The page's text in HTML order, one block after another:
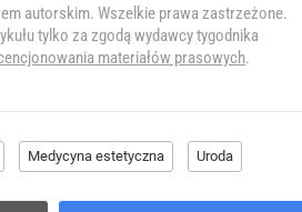
autorskim. Wszelkie prawa zastrzeżone.
tylko za zgodą wydawcy tygodnika
materiałów prasowych.
Medycyna estetyczna Uroda